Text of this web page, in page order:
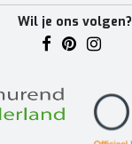
Wil je ons volgen?